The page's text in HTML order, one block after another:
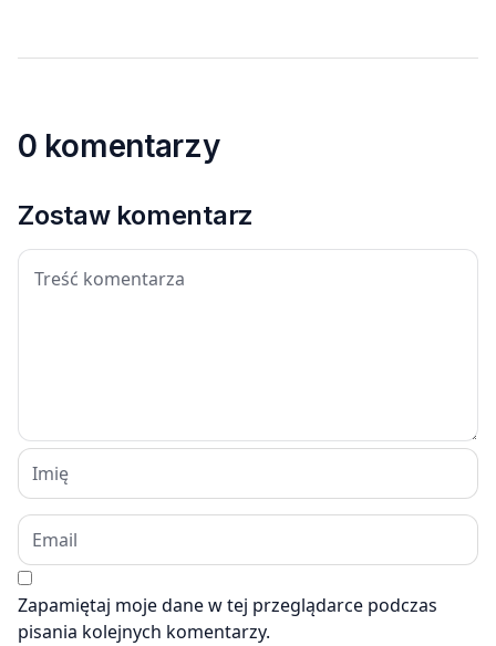
0 komentarzy
Zostaw komentarz
Zapamiętaj moje dane w tej przeglądarce podczas
pisania kolejnych komentarzy.